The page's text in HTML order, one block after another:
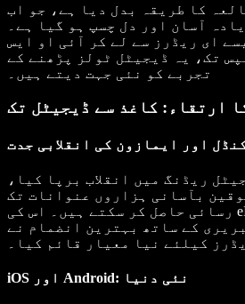
کا طریقہ بدل دیا ہے، جو اب
آسان اور دل چسپ ہو گیا ہے۔
ای ریڈرز سے لے کر آئی او ایس
تک، یہ ڈیجیٹل ٹولز پڑھنے کے
تجربے کو نئی جہت دیتے ہیں۔
ارتقاء: کاغذ سے ڈیجیٹل تک
اور ایمازون کی انقلابی جدت
ریڈنگ میں انقلاب برپا کیا،
بآسانی ہزاروں عنوانات تک
رسائی حاصل کر سکتے ہیں۔ اس کی eInk ٹیکنالوجی اور
کے ساتھ بہترین انضمام نے
کیلئے نیا معیار قائم کیا۔
iOS اور Android: نئی دنیا